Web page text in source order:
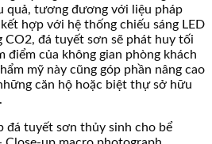
quả, tương đương với liệu pháp
hợp với hệ thống chiếu sáng LED
CO2, đá tuyết sơn sẽ phát huy tối
của không gian phòng khách
mỹ này cũng góp phần nâng cao
căn hộ hoặc biệt thự sở hữu